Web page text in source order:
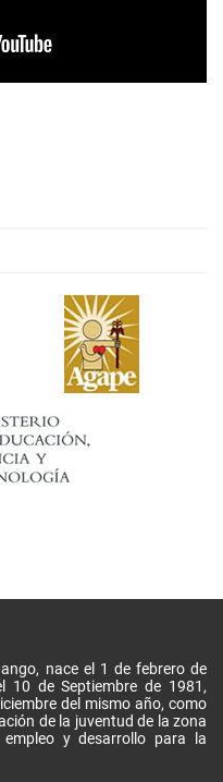
nace el 1 de febrero de
10 de Septiembre de 1981,
del mismo año, como
de la juventud de la zona
y desarrollo para la